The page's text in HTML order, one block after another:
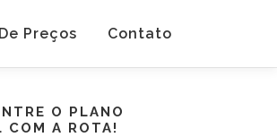
Preços Contato
O PLANO
COM A ROTA!